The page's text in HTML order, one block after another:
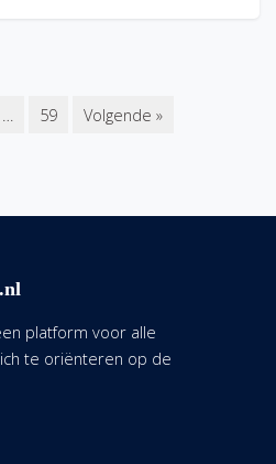
… 59 Volgende »
platform voor alle
te oriënteren op de